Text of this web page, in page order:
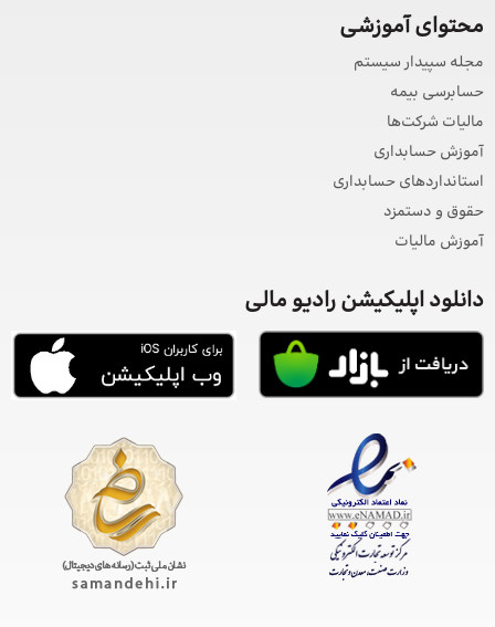
محتوای آموزشی
مجله سپیدار سیستم
حسابرسی بیمه
مالیات شرکت‌ها
آموزش حسابداری
استانداردهای حسابداری
حقوق و دستمزد
آموزش مالیات
دانلود اپلیکیشن رادیو مالی